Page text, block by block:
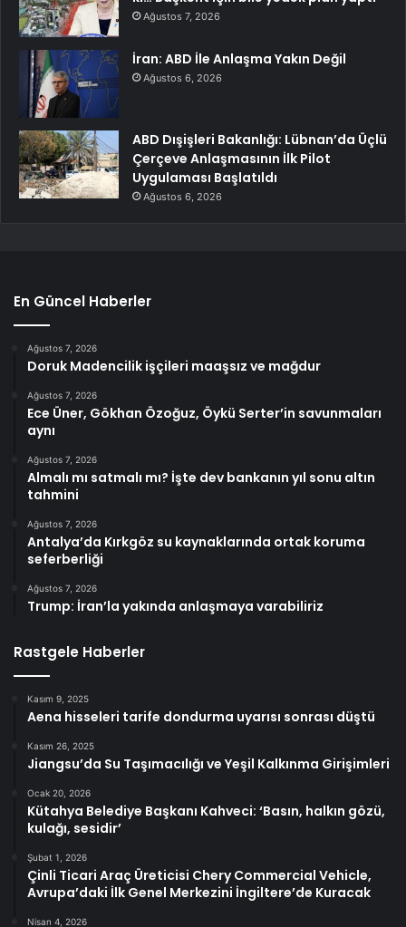
Ağustos 7, 2026
İran: ABD İle Anlaşma Yakın Değil
Ağustos 6, 2026
ABD Dışişleri Bakanlığı: Lübnan’da Üçlü
Çerçeve Anlaşmasının İlk Pilot
Uygulaması Başlatıldı
Ağustos 6, 2026
En Güncel Haberler
Ağustos 7, 2026
Doruk Madencilik işçileri maaşsız ve mağdur
Ağustos 7, 2026
Ece Üner, Gökhan Özoğuz, Öykü Serter’in savunmaları
aynı
Ağustos 7, 2026
Almalı mı satmalı mı? İşte dev bankanın yıl sonu altın
tahmini
Ağustos 7, 2026
Antalya’da Kırkgöz su kaynaklarında ortak koruma
seferberliği
Ağustos 7, 2026
Trump: İran’la yakında anlaşmaya varabiliriz
Rastgele Haberler
Kasım 9, 2025
Aena hisseleri tarife dondurma uyarısı sonrası düştü
Kasım 26, 2025
Jiangsu’da Su Taşımacılığı ve Yeşil Kalkınma Girişimleri
Ocak 20, 2026
Kütahya Belediye Başkanı Kahveci: ‘Basın, halkın gözü,
kulağı, sesidir’
Şubat 1, 2026
Çinli Ticari Araç Üreticisi Chery Commercial Vehicle,
Avrupa’daki İlk Genel Merkezini İngiltere’de Kuracak
Nisan 4, 2026